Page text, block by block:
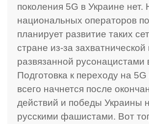
поколения 5G в Украине нет.
национальных операторов
планирует развитие таких
стране из-за
развязанной русонацистами
Подготовка к переходу на 5G
всего начнется после
действий и победы Украины
русскими фашистами. Вот